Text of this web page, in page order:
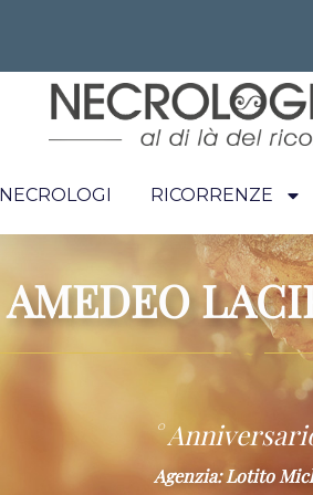
RICORRENZE
AMEDEO
~
°
Agenzia: Lotito